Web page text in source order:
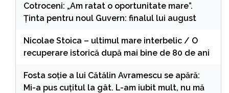
Cotroceni: „Am ratat o oportunitate mare”.
Ținta pentru noul Guvern: finalul lui august
Nicolae Stoica – ultimul mare interbelic / O
recuperare istorică după mai bine de 80 de ani
Fosta soție a lui Cătălin Avramescu se apără:
Mi-a pus cuțitul la gât. L-am iubit mult, nu mă